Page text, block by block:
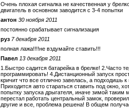
Очень плохая сигналка не качественная у
двигатель в основном заводится с 3-4 попытки
антон 30 ноября 2011
постоянно срабатывает сигнализация
руз 7 декабря 2011
полная лажа!!!!не вздумайте ставить!!!
Павел 13 декабря 2011
1.Быстро садится батарейка в брелке! 2.Часто
программировать! 4.Дистанционный запуск
кричит что все отлично завелась, а подходишь
Приходится авто стараться ставить под окно,
попытку запуска дрыгателя, иначе зимой
перестал работать центральный замок,
другие и все, проблема решена! В общем